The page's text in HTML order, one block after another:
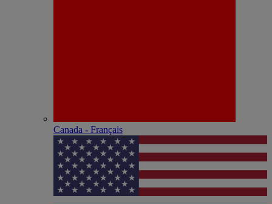
Canada - Français